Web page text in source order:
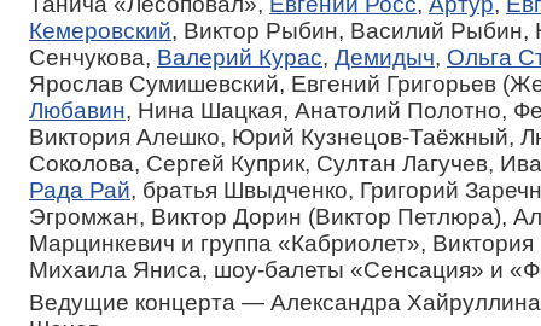
Кемеровский, Виктор Рыбин, Василий Рыбин,
Сенчукова, Валерий Курас, Демидыч, Ольга
Ярослав Сумишевский, Евгений Григорьев
Любавин, Нина Шацкая, Анатолий Полотно,
Виктория Алешко, Юрий Кузнецов-Таёжный,
Соколова, Сергей Куприк, Султан Лагучев,
Рада Рай, братья Швыдченко, Григорий
Эгромжан, Виктор Дорин (Виктор Петлюра),
Марцинкевич и группа «Кабриолет»,
Михаила Яниса, шоу-балеты «Сенсация» и
Ведущие концерта — Александра